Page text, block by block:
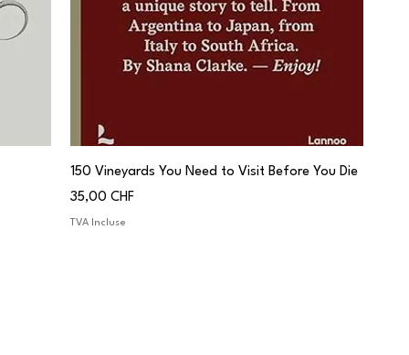
150 Vineyards You Need to Visit Before You Die
Prix
35,00 CHF
TVA Incluse